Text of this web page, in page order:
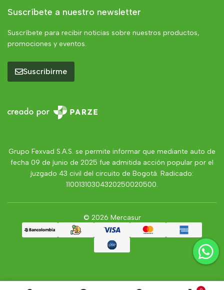
Suscríbete a nuestro newsletter
Suscríbete para recibir noticias sobre nuestros productos,
promociones y eventos.
Suscribirme
Grupo Fexvad S.A.S. se permite informar que mediante auto de
fecha 09 de junio de 2025 fue admitida acción popular por el
juzgado 43 civil del circuito de Bogotá. Radicado:
11001310304320250020500.
© 2026 Mercasur